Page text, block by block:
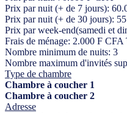
Prix par nuit (+ de 7 jours):
Prix par nuit (+ de 30 jours):
Prix par week-end(samedi et
Frais de ménage: 2.000 F CFA
Nombre minimum de nuits: 3
Nombre maximum d'invités
Type de chambre
Chambre à coucher 1
Chambre à coucher 2
Adresse